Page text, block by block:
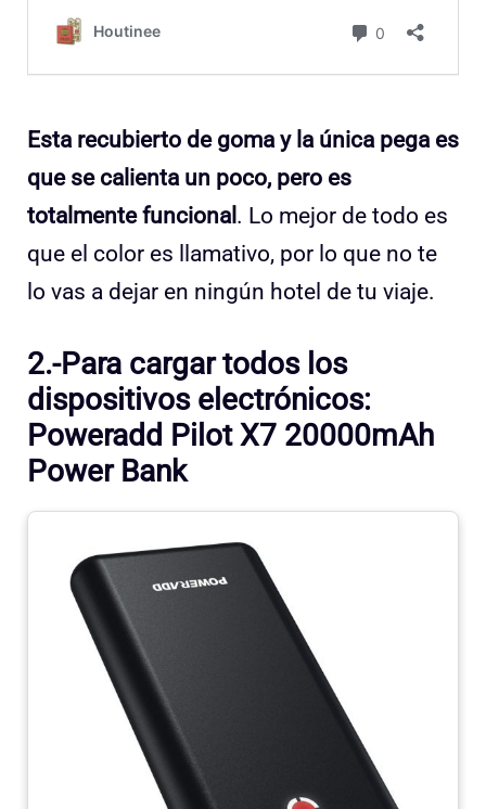
Esta recubierto de goma y la única pega es
que se calienta un poco, pero es
totalmente funcional . Lo mejor de todo es
que el color es llamativo, por lo que no te
lo vas a dejar en ningún hotel de tu viaje.
2.-Para cargar todos los
dispositivos electrónicos:
Poweradd Pilot X7 20000mAh
Power Bank